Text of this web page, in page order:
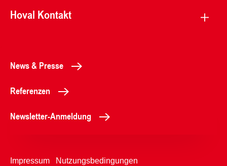
Hoval Kontakt
News & Presse
Referenzen
Newsletter-Anmeldung
Impressum Nutzungsbedingungen